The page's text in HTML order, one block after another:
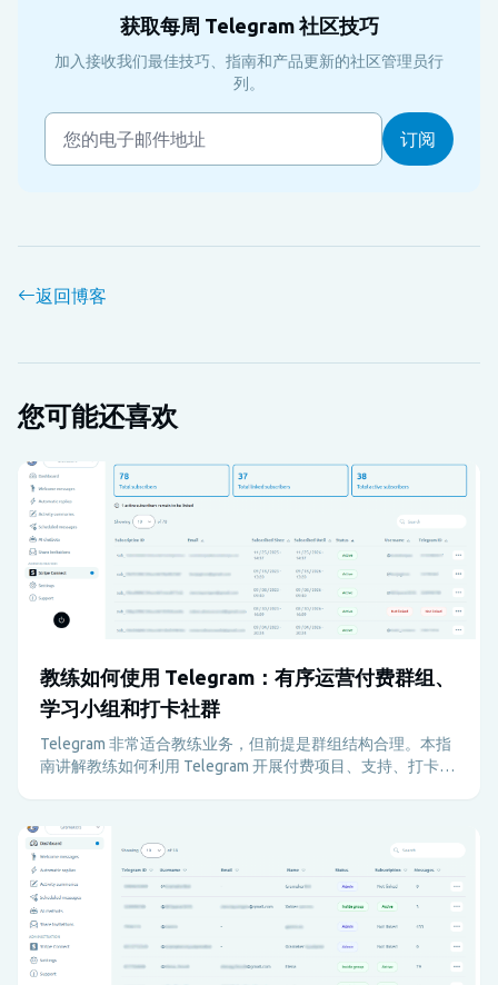
获取每周 Telegram 社区技巧
加入接收我们最佳技巧、指南和产品更新的社区管理员行
列。
返回博客
您可能还喜欢
教练如何使用 Telegram：有序运营付费群组、
学习小组和打卡社群
Telegram 非常适合教练业务，但前提是群组结构合理。本指
南讲解教练如何利用 Telegram 开展付费项目、支持、打卡督